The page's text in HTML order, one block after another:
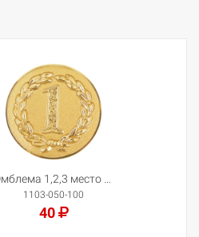
1103-050-100
40